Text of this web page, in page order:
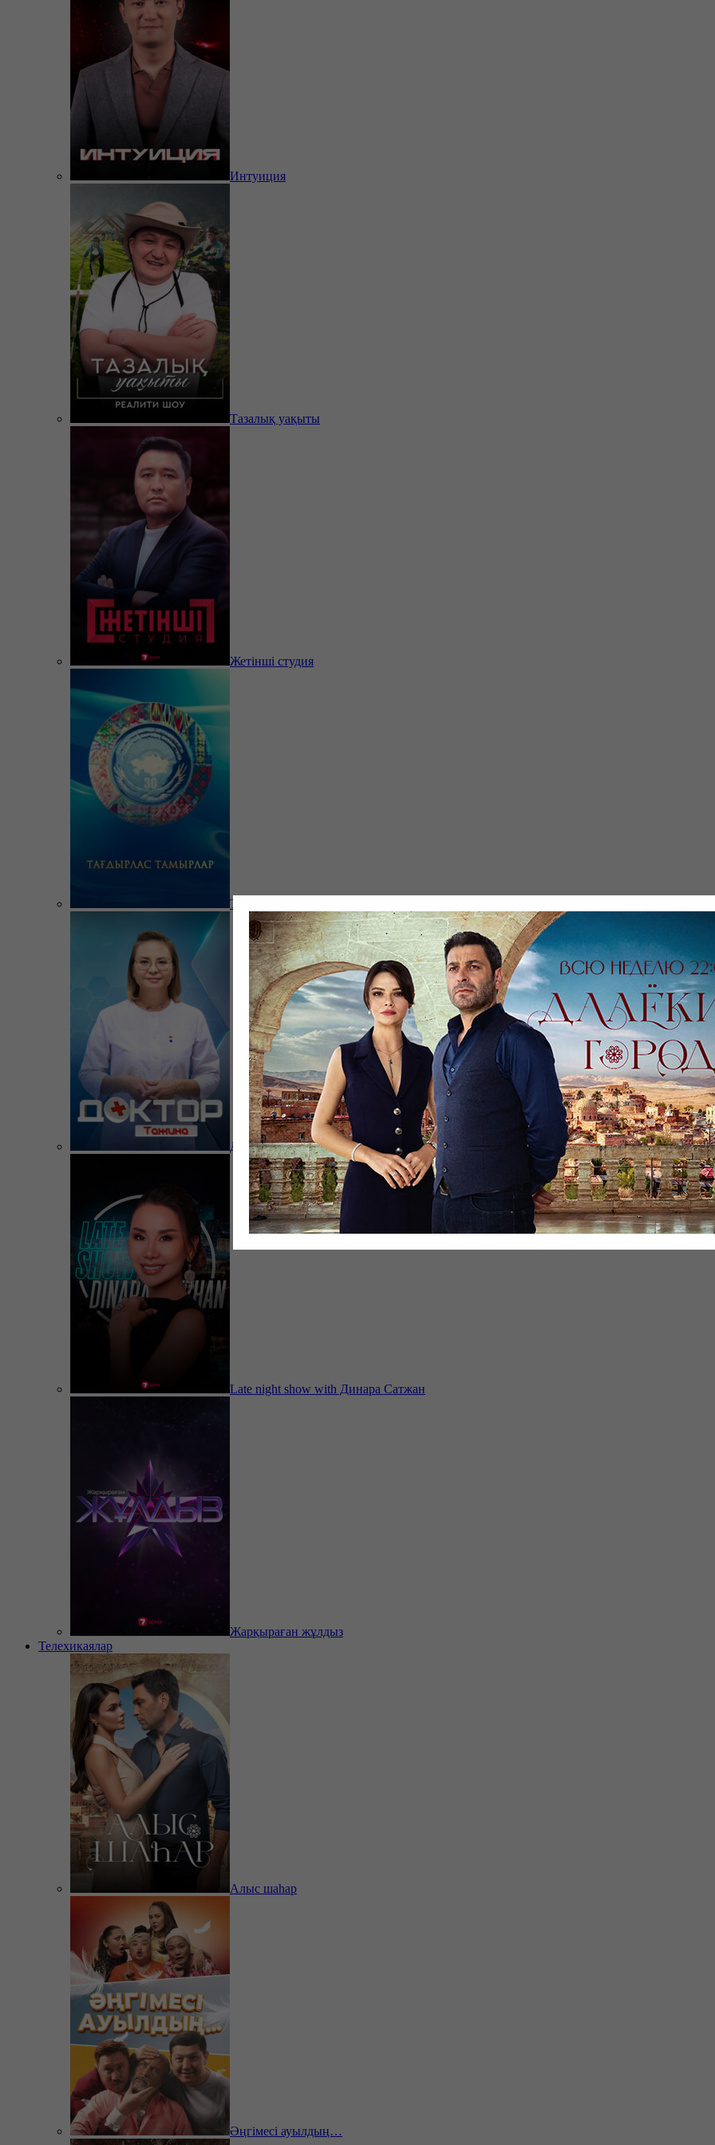
Интуиция
Тазалық уақыты
Жетінші студия
Тағдырлас тамырлар
Доктор Тажина
Late night show with Динара Сатжан
Жарқыраған жұлдыз
Телехикаялар
Алыс шаһар
Әңгімесі ауылдың…